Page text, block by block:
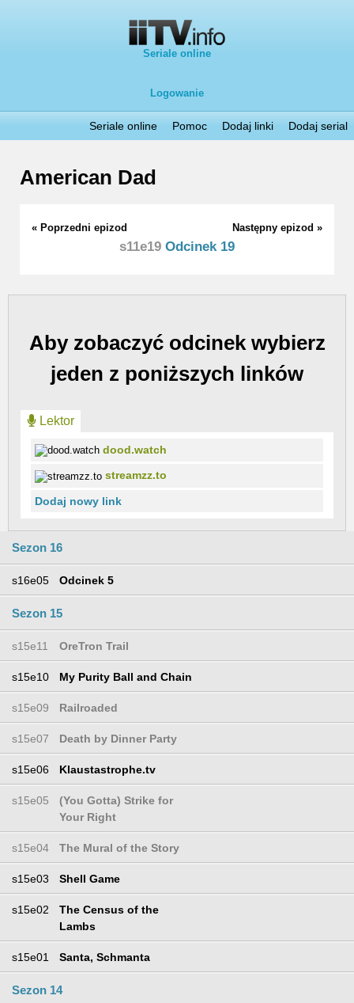
Seriale online
Logowanie
Seriale online Pomoc Dodaj linki Dodaj serial
American Dad
« Poprzedni epizod Następny epizod »
s11e19 Odcinek 19
Aby zobaczyć odcinek wybierz
jeden z poniższych linków
Lektor
dood.watch
streamzz.to
Dodaj nowy link
Sezon 16
s16e05 Odcinek 5
Sezon 15
s15e11 OreTron Trail
s15e10 My Purity Ball and Chain
s15e09 Railroaded
s15e07 Death by Dinner Party
s15e06 Klaustastrophe.tv
s15e05
(You Gotta) Strike for
Your Right
s15e04 The Mural of the Story
s15e03 Shell Game
s15e02
The Census of the
Lambs
s15e01 Santa, Schmanta
Sezon 14